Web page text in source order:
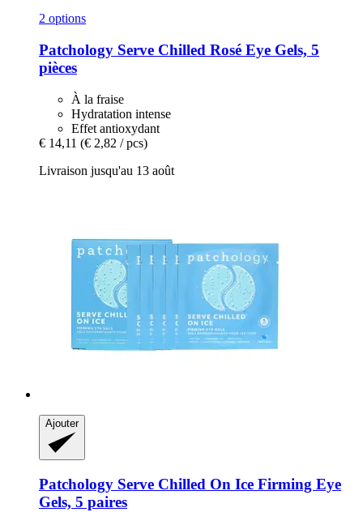
2 options
Patchology Serve Chilled Rosé Eye Gels, 5
pièces
À la fraise
Hydratation intense
Effet antioxydant
€ 14,11 (€ 2,82 / pcs)
Livraison jusqu'au 13 août
Ajouter
Patchology Serve Chilled On Ice Firming Eye
Gels, 5 paires